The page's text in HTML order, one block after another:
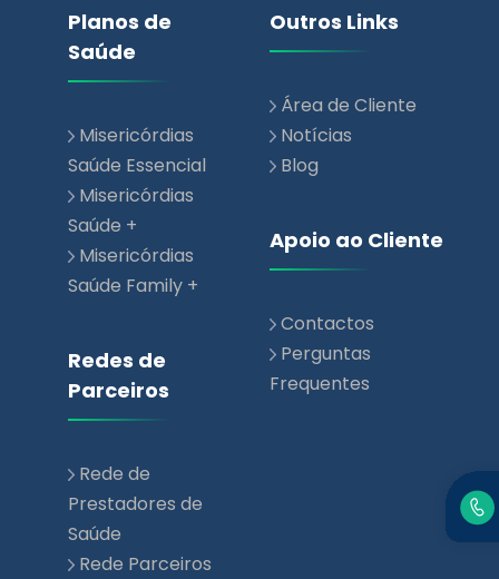
Planos de
Saúde
Misericórdias
Saúde Essencial
Misericórdias
Saúde +
Misericórdias
Saúde Family +
Redes de
Parceiros
Rede de
Prestadores de
Saúde
Rede Parceiros
Outros Links
Área de Cliente
Notícias
Blog
Apoio ao Cliente
Contactos
Perguntas
Frequentes